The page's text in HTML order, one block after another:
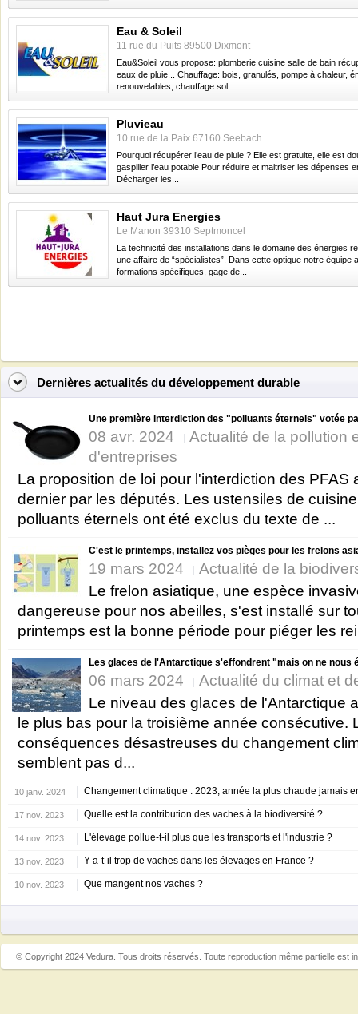
Eau & Soleil
11 rue du Puits 89500 Dixmont
Eau&Soleil vous propose: plomberie cuisine salle de bain
eaux de pluie... Chauffage: bois, granulés, pompe à chaleur,
renouvelables, chauffage sol...
Pluvieau
10 rue de la Paix 67160 Seebach
Pourquoi récupérer l’eau de pluie ? Elle est gratuite, elle est
gaspiller l’eau potable Pour réduire et maitriser les dépenses
Décharger les...
Haut Jura Energies
Le Manon 39310 Septmoncel
La technicité des installations dans le domaine des énergies
une affaire de “spécialistes”. Dans cette optique notre équipe
formations spécifiques, gage de...
Dernières actualités du développement durable
Une première interdiction des "polluants éternels" votée
08 avr. 2024
Actualité de la pollution
d'entreprises
La proposition de loi pour l'interdiction des PFAS
dernier par les députés. Les ustensiles de
polluants éternels ont été exclus du texte de ...
C'est le printemps, installez vos pièges pour les frelons
19 mars 2024
Actualité de la
Le frelon asiatique, une espèce
dangereuse pour nos abeilles, s'est installé sur
printemps est la bonne période pour piéger les
Les glaces de l'Antarctique s'effondrent "mais on ne nous
06 mars 2024
Actualité du climat et
Le niveau des glaces de l'Antarctique
le plus bas pour la troisième année consécutive.
conséquences désastreuses du changement
semblent pas d...
10 janv. 2024 Changement climatique : 2023, année la plus chaude jamais
17 nov. 2023 Quelle est la contribution des vaches à la biodiversité ?
14 nov. 2023 L'élevage pollue-t-il plus que les transports et l'industrie ?
13 nov. 2023 Y a-t-il trop de vaches dans les élevages en France ?
10 nov. 2023 Que mangent nos vaches ?
© Copyright 2024 Vedura. Tous droits réservés. Toute reproduction même partielle est